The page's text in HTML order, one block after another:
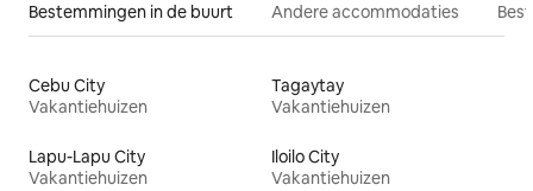
Bestemmingen in de buurt Andere accommodaties
Cebu City
Vakantiehuizen
Tagaytay
Vakantiehuizen
Lapu-Lapu City
Vakantiehuizen
Iloilo City
Vakantiehuizen